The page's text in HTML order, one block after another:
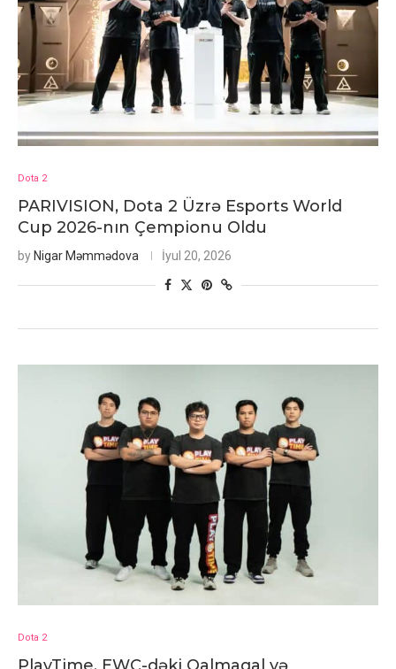
Dota 2
PARIVISION, Dota 2 Üzrə Esports World
Cup 2026-nın Çempionu Oldu
by Nigar Məmmədova İyul 20, 2026
Dota 2